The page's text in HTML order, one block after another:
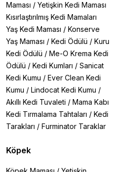
Maması / Yetişkin Kedi Maması
Kısırlaştırılmış Kedi Mamaları
Yaş Kedi Maması / Konserve
Yaş Maması / Kedi Ödülü / Kuru
Kedi Ödülü / Me-O Krema Kedi
Ödülü / Kedi Kumları / Sanicat
Kedi Kumu / Ever Clean Kedi
Kumu / Lindocat Kedi Kumu /
Akıllı Kedi Tuvaleti / Mama Kabı
Kedi Tırmalama Tahtaları / Kedi
Tarakları / Furminator Taraklar
Köpek